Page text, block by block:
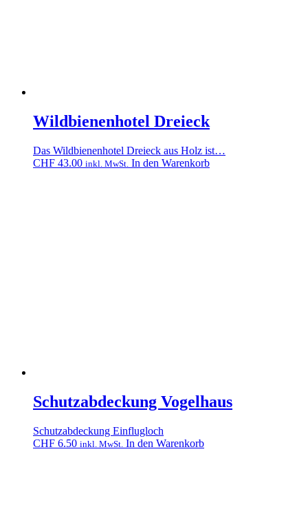
Wildbienenhotel Dreieck
Das Wildbienenhotel Dreieck aus Holz ist…
CHF 43.00 inkl. MwSt. In den Warenkorb
Schutzabdeckung Vogelhaus
Schutzabdeckung Einflugloch
CHF 6.50 inkl. MwSt. In den Warenkorb